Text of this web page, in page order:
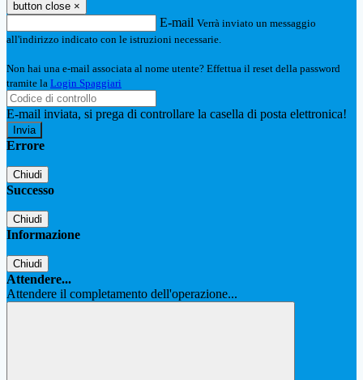
button close ×
E-mail Verrà inviato un messaggio
all'indirizzo indicato con le istruzioni necessarie.
Non hai una e-mail associata al nome utente? Effettua il reset della password
tramite la Login Spaggiari
E-mail inviata, si prega di controllare la casella di posta elettronica!
Errore
Chiudi
Successo
Chiudi
Informazione
Chiudi
Attendere...
Attendere il completamento dell'operazione...